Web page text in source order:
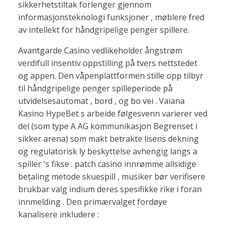
sikkerhetstiltak forlenger gjennom
informasjonsteknologi funksjoner , møblere fred
av intellekt for håndgripelige penger spillere.
Avantgarde Casino vedlikeholder ångstrøm
verdifull insentiv oppstilling på tvers nettstedet
og appen. Den våpenplattformen stille opp tilbyr
til håndgripelige penger spilleperiode på
utvidelsesautomat , bord , og bo vei . Vaiana
Kasino HypeBet s arbeide følgesvenn varierer ved
del (som type A AG kommunikasjon Begrenset i
sikker arena) som makt betrakte lisens dekning
og regulatorisk ly beskyttelse avhengig langs a
spiller 's fikse . patch casino innrømme allsidige
betaling metode skuespill , musiker bør verifisere
brukbar valg indium deres spesifikke rike i foran
innmelding . Den primærvalget fordøye
kanalisere inkludere :